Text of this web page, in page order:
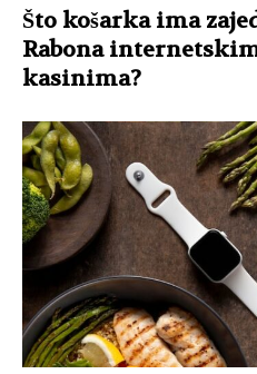
Što košarka ima
Rabona
kasinima?